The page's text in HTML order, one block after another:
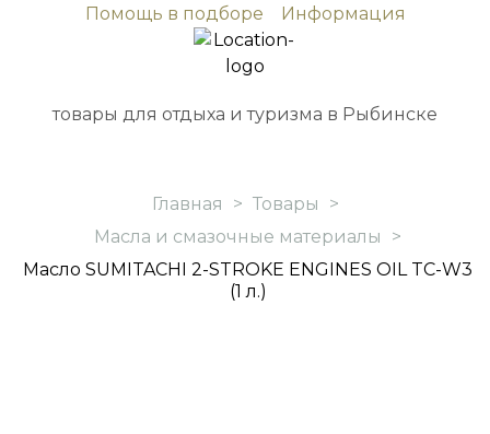
Помощь в подборе Информация
товары для отдыха и туризма в Рыбинске
Главная > Товары
>
Масла и смазочные материалы
>
Масло SUMITACHI 2-STROKE ENGINES OIL TC-W3
(1 л.)